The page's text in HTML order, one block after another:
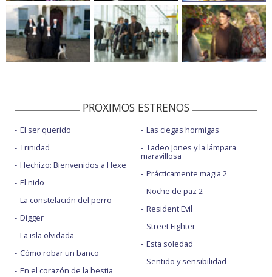
PROXIMOS ESTRENOS
El ser querido
Trinidad
Hechizo: Bienvenidos a Hexe
El nido
La constelación del perro
Digger
La isla olvidada
Cómo robar un banco
En el corazón de la bestia
Las ciegas hormigas
Tadeo Jones y la lámpara
maravillosa
Prácticamente magia 2
Noche de paz 2
Resident Evil
Street Fighter
Esta soledad
Sentido y sensibilidad